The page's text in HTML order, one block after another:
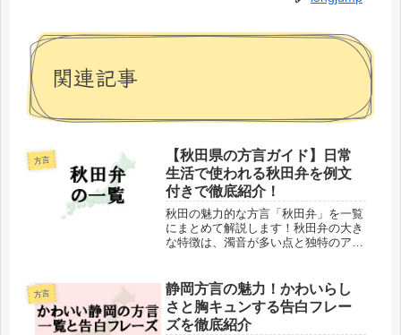
関連記事
方言
【秋田県の方言ガイド】日常
生活で使われる秋田弁を例文
付きで徹底紹介！
秋田の魅力的な方言「秋田弁」を一覧
にまとめて解説します！秋田弁の大き
な特徴は、濁音が多い点と独特のアク
さと多くの積雪に見舞われます。この
ため、口の動きを最小限に抑えて話す
よ...
方言
静岡方言の魅力！かわいらし
さと胸キュンする告白フレー
ズを徹底紹介